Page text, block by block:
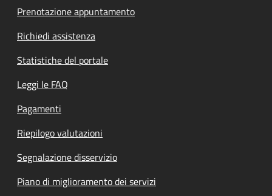
Prenotazione appuntamento
Richiedi assistenza
Statistiche del portale
Leggi le FAQ
Pagamenti
Riepilogo valutazioni
Segnalazione disservizio
Piano di miglioramento dei servizi